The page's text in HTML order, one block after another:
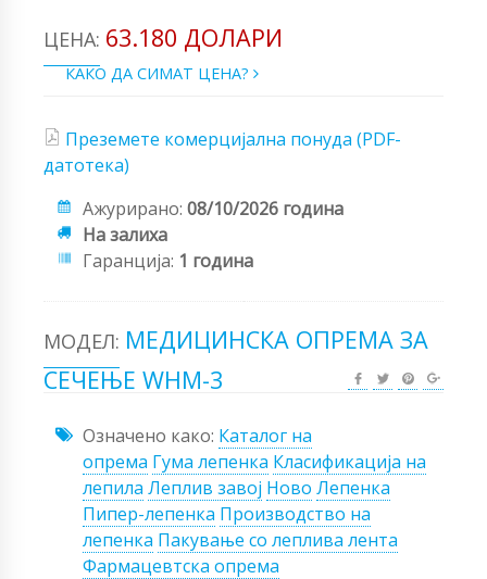
ЦЕНА: 63.180 ДОЛАРИ
КАКО ДА СИМАТ ЦЕНА?
Преземете комерцијална понуда (PDF-
датотека)
Ажурирано: 08/10/2026 година
На залиха
Гаранција: 1 година
МОДЕЛ: МЕДИЦИНСКА ОПРЕМА ЗА
СЕЧЕЊЕ WHM-3
Означено како: Каталог на
опрема Гума лепенка Класификација на
лепила Леплив завој Ново Лепенка
Пипер-лепенка Производство на
лепенка Пакување со леплива лента
Фармацевтска опрема